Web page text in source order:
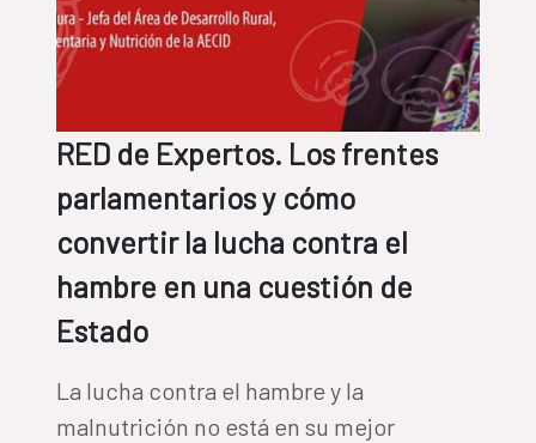
RED de Expertos. Los frentes
parlamentarios y cómo
convertir la lucha contra el
hambre en una cuestión de
Estado
La lucha contra el hambre y la
malnutrición no está en su mejor